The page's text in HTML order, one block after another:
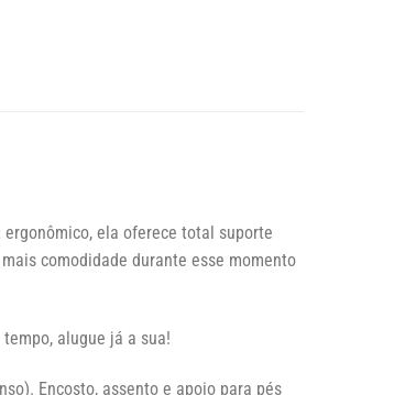
ergonômico, ela oferece total suporte
comodidade durante esse momento
alugue já a sua!
Encosto, assento e apoio para pés